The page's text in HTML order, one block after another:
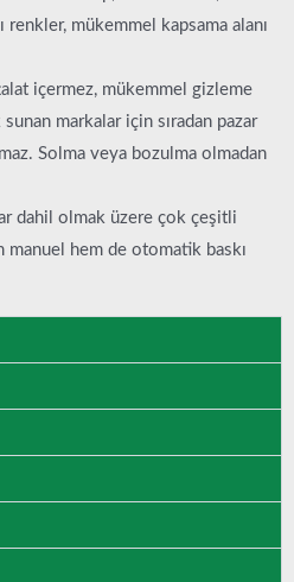
mükemmel kapsama alanı
içermez, mükemmel gizleme
markalar için sıradan pazar
Solma veya bozulma olmadan
dahil olmak üzere çok çeşitli
manuel hem de otomatik baskı